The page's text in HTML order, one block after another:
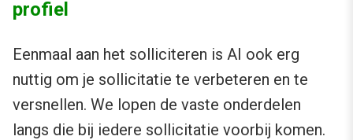
profiel
Eenmaal aan het solliciteren is AI ook erg
nuttig om je sollicitatie te verbeteren en te
versnellen. We lopen de vaste onderdelen
langs die bij iedere sollicitatie voorbij komen.